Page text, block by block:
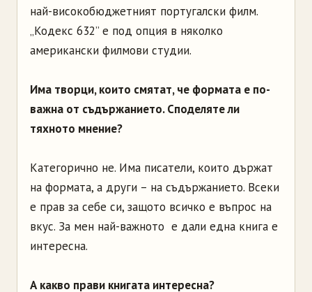
най-високобюджетният португалски филм.
„Кодекс 632” е под опция в няколко
американски филмови студии.
Има творци, които смятат, че формата е по-
важна от съдържанието. Споделяте ли
тяхното мнение?
Категорично не. Има писатели, които държат
на формата, а други – на съдържанието. Всеки
е прав за себе си, защото всичко е въпрос на
вкус. За мен най-важното е дали една книга е
интересна.
А какво прави книгата интересна?